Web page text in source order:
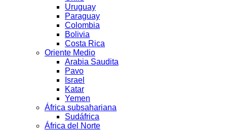
Uruguay
Paraguay
Colombia
Bolivia
Costa Rica
Oriente Medio
Arabia Saudita
Pavo
Israel
Katar
Yemen
África subsahariana
Sudáfrica
África del Norte